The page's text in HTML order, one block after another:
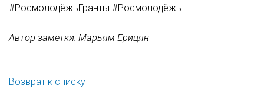
#РосмолодёжьГранты #Росмолодёжь
Автор заметки: Марьям Ерицян
Возврат к списку